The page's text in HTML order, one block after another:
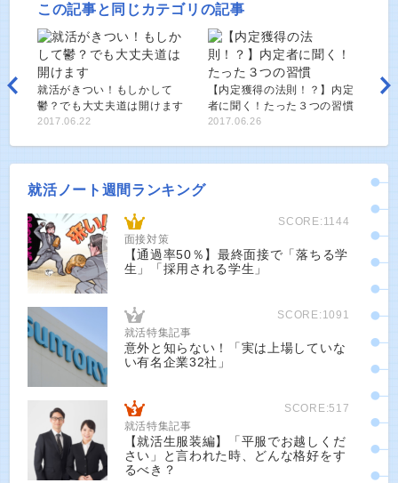
この記事と同じカテゴリの記事
就活がきつい！もしかして
鬱？でも大丈夫道は開けます
2017.06.22
【内定獲得の法則！？】内定
者に聞く！たった３つの習慣
2017.06.26
就活ノート週間ランキング
SCORE:1144
面接対策
【通過率50％】最終面接で「落ちる学
生」「採用される学生」
SCORE:1091
就活特集記事
意外と知らない！「実は上場していな
い有名企業32社」
SCORE:517
就活特集記事
【就活生服装編】「平服でお越しくだ
さい」と言われた時、どんな格好をす
るべき？